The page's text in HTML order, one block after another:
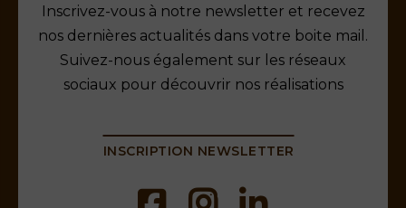
Inscrivez-vous à notre newsletter et recevez
nos dernières actualités dans votre boite mail.
Suivez-nous également sur les réseaux
sociaux pour découvrir nos réalisations
INSCRIPTION NEWSLETTER